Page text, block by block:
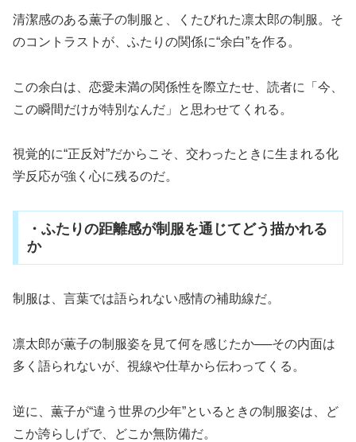
清潔感のある薫子の制服と、くたびれた凛太郎の制服。そ
のコントラストが、ふたりの関係に“余白”を作る。
この余白は、恋愛未満の関係性を際立たせ、読者に「今、
この瞬間だけが特別なんだ」と思わせてくれる。
視覚的に“正反対”だからこそ、交わったときに生まれる化
学反応が強く心に残るのだ。
・ふたりの距離感が制服を通じてどう描かれる
か
制服は、言葉では語られない感情の補助線だ。
凛太郎が薫子の制服姿を見て何を感じたか──その内面は
多く語られないが、視線や仕草から伝わってくる。
逆に、薫子が“違う世界の少年”といるときの制服姿は、ど
こか誇らしげで、どこか無防備だ。